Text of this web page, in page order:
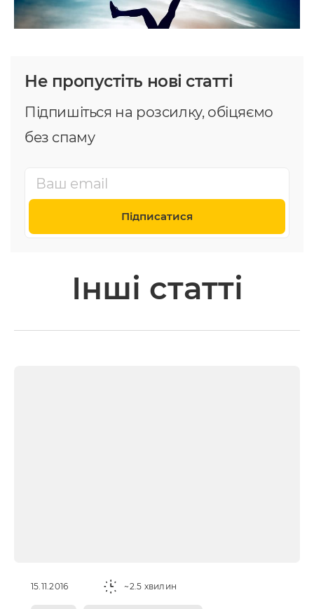
Не пропустіть нові статті
Підпишіться на розсилку, обіцяємо
без спаму
Підписатися
Інші статті
15.11.2016 ~2.5 хвилин